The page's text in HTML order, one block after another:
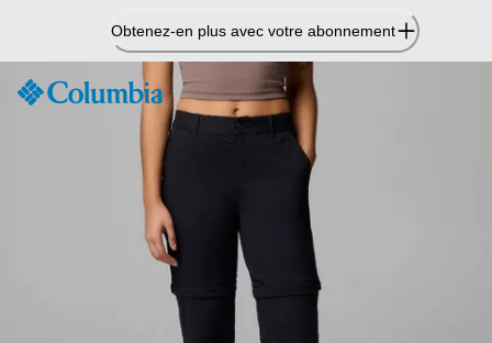
contenu
Obtenez-en plus avec votre abonnement